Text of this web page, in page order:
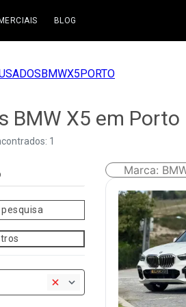
BLOG
BMWX5PORTO
BMW X5 em Porto
1
Marca: